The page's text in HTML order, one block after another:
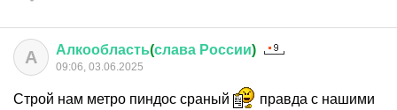
А Алкообласть(слава России)
09:06, 03.06.2025
Строй нам метро пиндос сраный
правда с нашими